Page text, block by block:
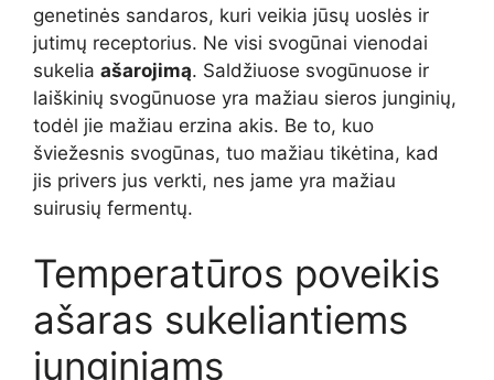
genetinės sandaros, kuri veikia jūsų uoslės ir
jutimų receptorius. Ne visi svogūnai vienodai
sukelia ašarojimą. Saldžiuose svogūnuose ir
laiškinių svogūnuose yra mažiau sieros junginių,
todėl jie mažiau erzina akis. Be to, kuo
šviežesnis svogūnas, tuo mažiau tikėtina, kad
jis privers jus verkti, nes jame yra mažiau
suirusių fermentų.
Temperatūros poveikis
ašaras sukeliantiems
junginiams